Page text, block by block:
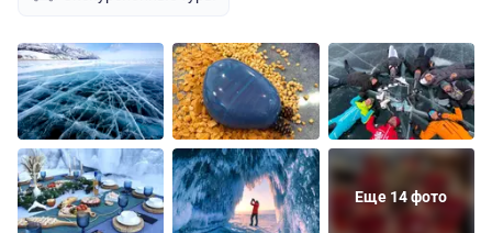
Еще 14 фото